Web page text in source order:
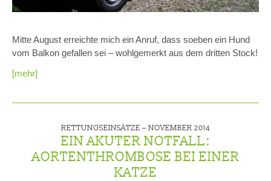
Mitte August erreichte mich ein Anruf, dass soeben ein Hund
vom Balkon gefallen sei – wohlgemerkt aus dem dritten Stock!
[mehr]
RETTUNGSEINSÄTZE – NOVEMBER 2014
EIN AKUTER NOTFALL:
AORTENTHROMBOSE BEI EINER
KATZE